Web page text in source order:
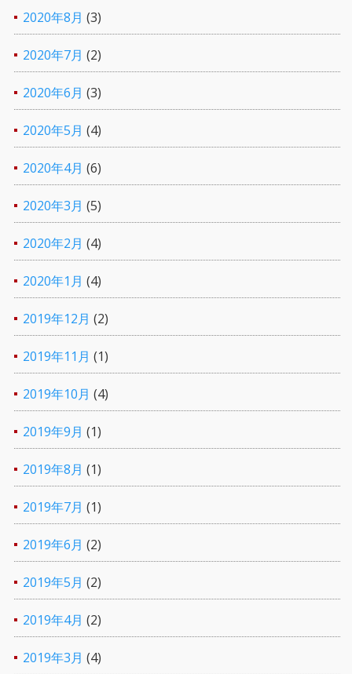
2020年8月 (3)
2020年7月 (2)
2020年6月 (3)
2020年5月 (4)
2020年4月 (6)
2020年3月 (5)
2020年2月 (4)
2020年1月 (4)
2019年12月 (2)
2019年11月 (1)
2019年10月 (4)
2019年9月 (1)
2019年8月 (1)
2019年7月 (1)
2019年6月 (2)
2019年5月 (2)
2019年4月 (2)
2019年3月 (4)